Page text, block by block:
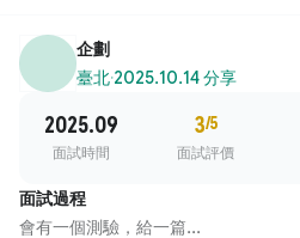
企劃
臺北·2025.10.14 分享
2025.09
面試時間
3/5
面試評價
面試過程
會有一個測驗，給一篇...